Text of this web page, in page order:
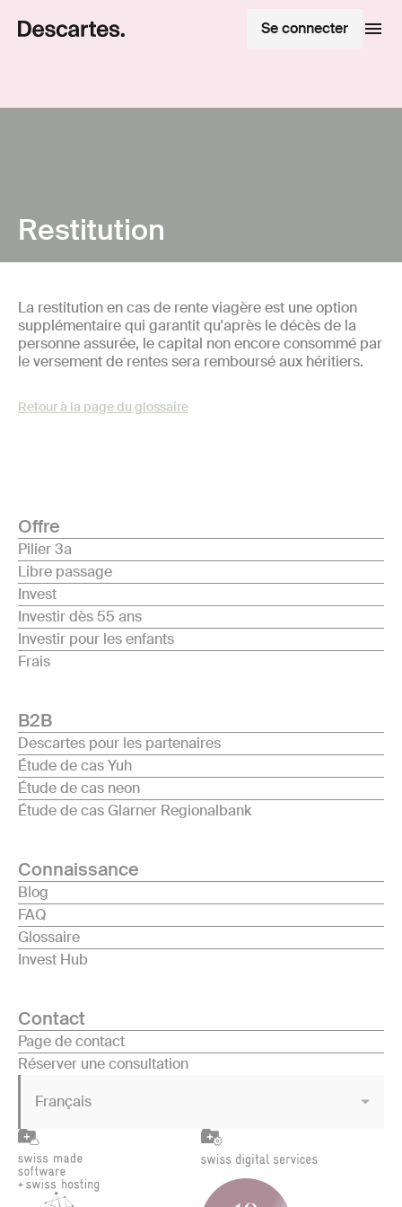
Se connecter
Restitution
La restitution en cas de rente viagère est une option
supplémentaire qui garantit qu'après le décès de la
personne assurée, le capital non encore consommé par
le versement de rentes sera remboursé aux héritiers.
Retour à la page du glossaire
Offre
Pilier 3a
Libre passage
Invest
Investir dès 55 ans
Investir pour les enfants
Frais
B2B
Descartes pour les partenaires
Étude de cas Yuh
Étude de cas neon
Étude de cas Glarner Regionalbank
Connaissance
Blog
FAQ
Glossaire
Invest Hub
Contact
Page de contact
Réserver une consultation
Français